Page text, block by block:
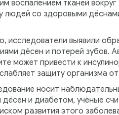
воспалением тканей
людей со здоровыми
исследователи выявили
дёсен и потерей зубов.
может привести к
защиту организма
носит
дёсен и диабетом, учёные
развития этого